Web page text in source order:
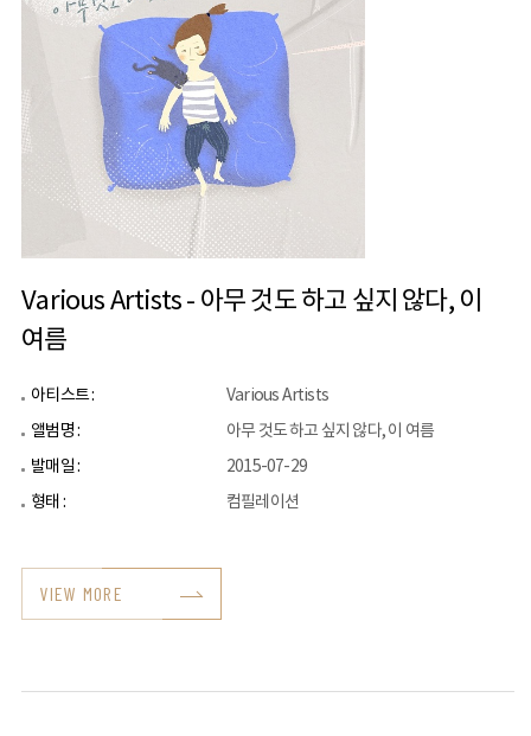
Various Artists - 아무 것도 하고 싶지 않다, 이
여름
아티스트 :
Various Artists
앨범명 :
아무 것도 하고 싶지 않다, 이 여름
발매일 :
2015-07-29
형태 :
컴필레이션
VIEW MORE